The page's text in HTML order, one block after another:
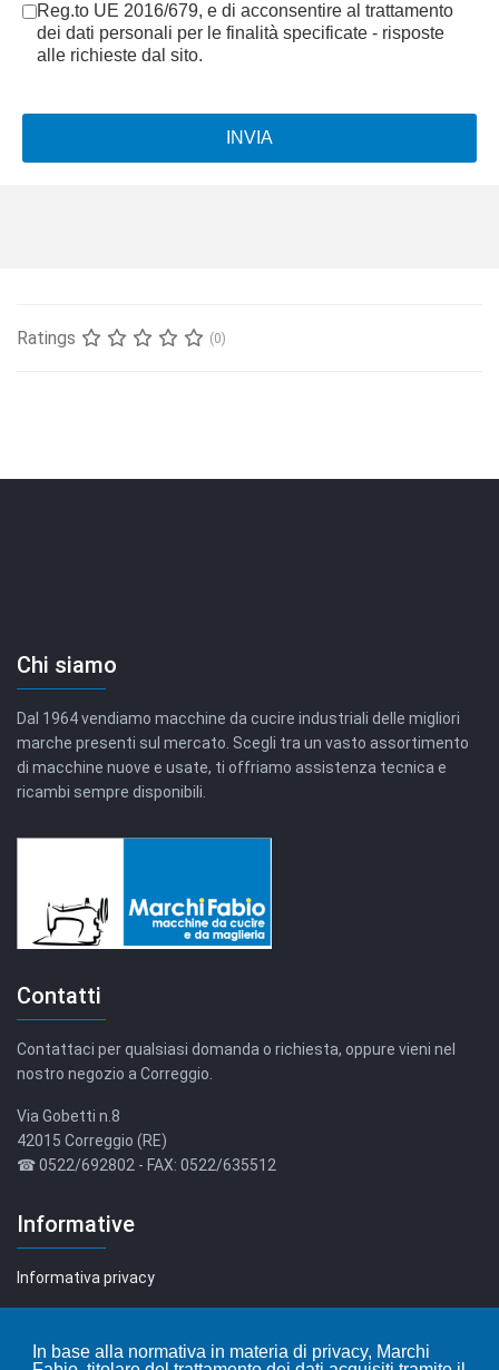
In base alla normativa in materia di privacy, Marchi
Reg.to UE 2016/679, e di acconsentire al trattamento
dei dati personali per le finalità specificate - risposte
alle richieste dal sito.
INVIA
Ratings (0)
Chi siamo
Dal 1964 vendiamo macchine da cucire industriali delle migliori
marche presenti sul mercato. Scegli tra un vasto assortimento
di macchine nuove e usate, ti offriamo assistenza tecnica e
ricambi sempre disponibili.
Contatti
Contattaci per qualsiasi domanda o richiesta, oppure vieni nel
nostro negozio a Correggio.
Via Gobetti n.8
42015 Correggio (RE)
☎ 0522/692802 - FAX: 0522/635512
Informative
Informativa privacy